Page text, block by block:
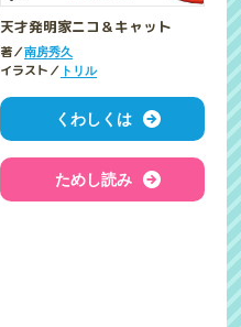
天才発明家ニコ＆キャット
著／南房秀久
イラスト／ トリル
くわしくは
ためし読み